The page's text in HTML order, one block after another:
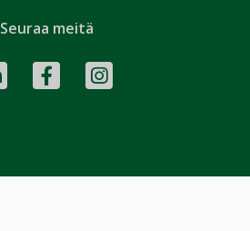
Seuraa meitä